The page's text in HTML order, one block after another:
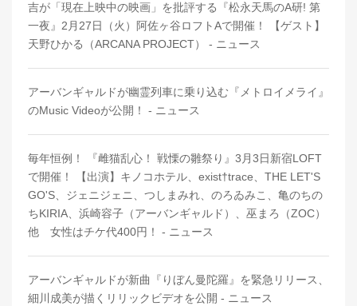
吉が「現在上映中の映画」を批評する『松永天馬のA研! 第
一夜』2月27日（火）阿佐ヶ谷ロフトAで開催！ 【ゲスト】
天野ひかる（ARCANA PROJECT） - ニュース
アーバンギャルドが幽霊列車に乗り込む『メトロイメライ』
のMusic Videoが公開！ - ニュース
毎年恒例！ 『雌猫乱心！ 戦慄の雛祭り』3月3日新宿LOFT
で開催！ 【出演】キノコホテル、exist†trace、THE LET'S
GO'S、ジェニジェニ、つしまみれ、のろゐみこ、亀のちの
ちKIRIA、浜崎容子（アーバンギャルド）、巫まろ（ZOC）
他 女性はチケ代400円！ - ニュース
アーバンギャルドが新曲『りぼん曼陀羅』を緊急リリース、
細川成美が描くリリックビデオを公開 - ニュース